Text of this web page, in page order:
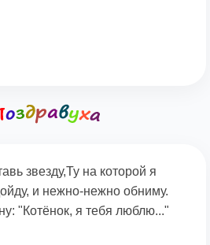
звезду,Ту на которой я
и нежно-нежно обниму.
"Котёнок, я тебя люблю..."